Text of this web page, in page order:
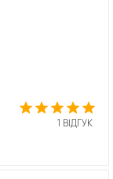
1 ВІДГУК